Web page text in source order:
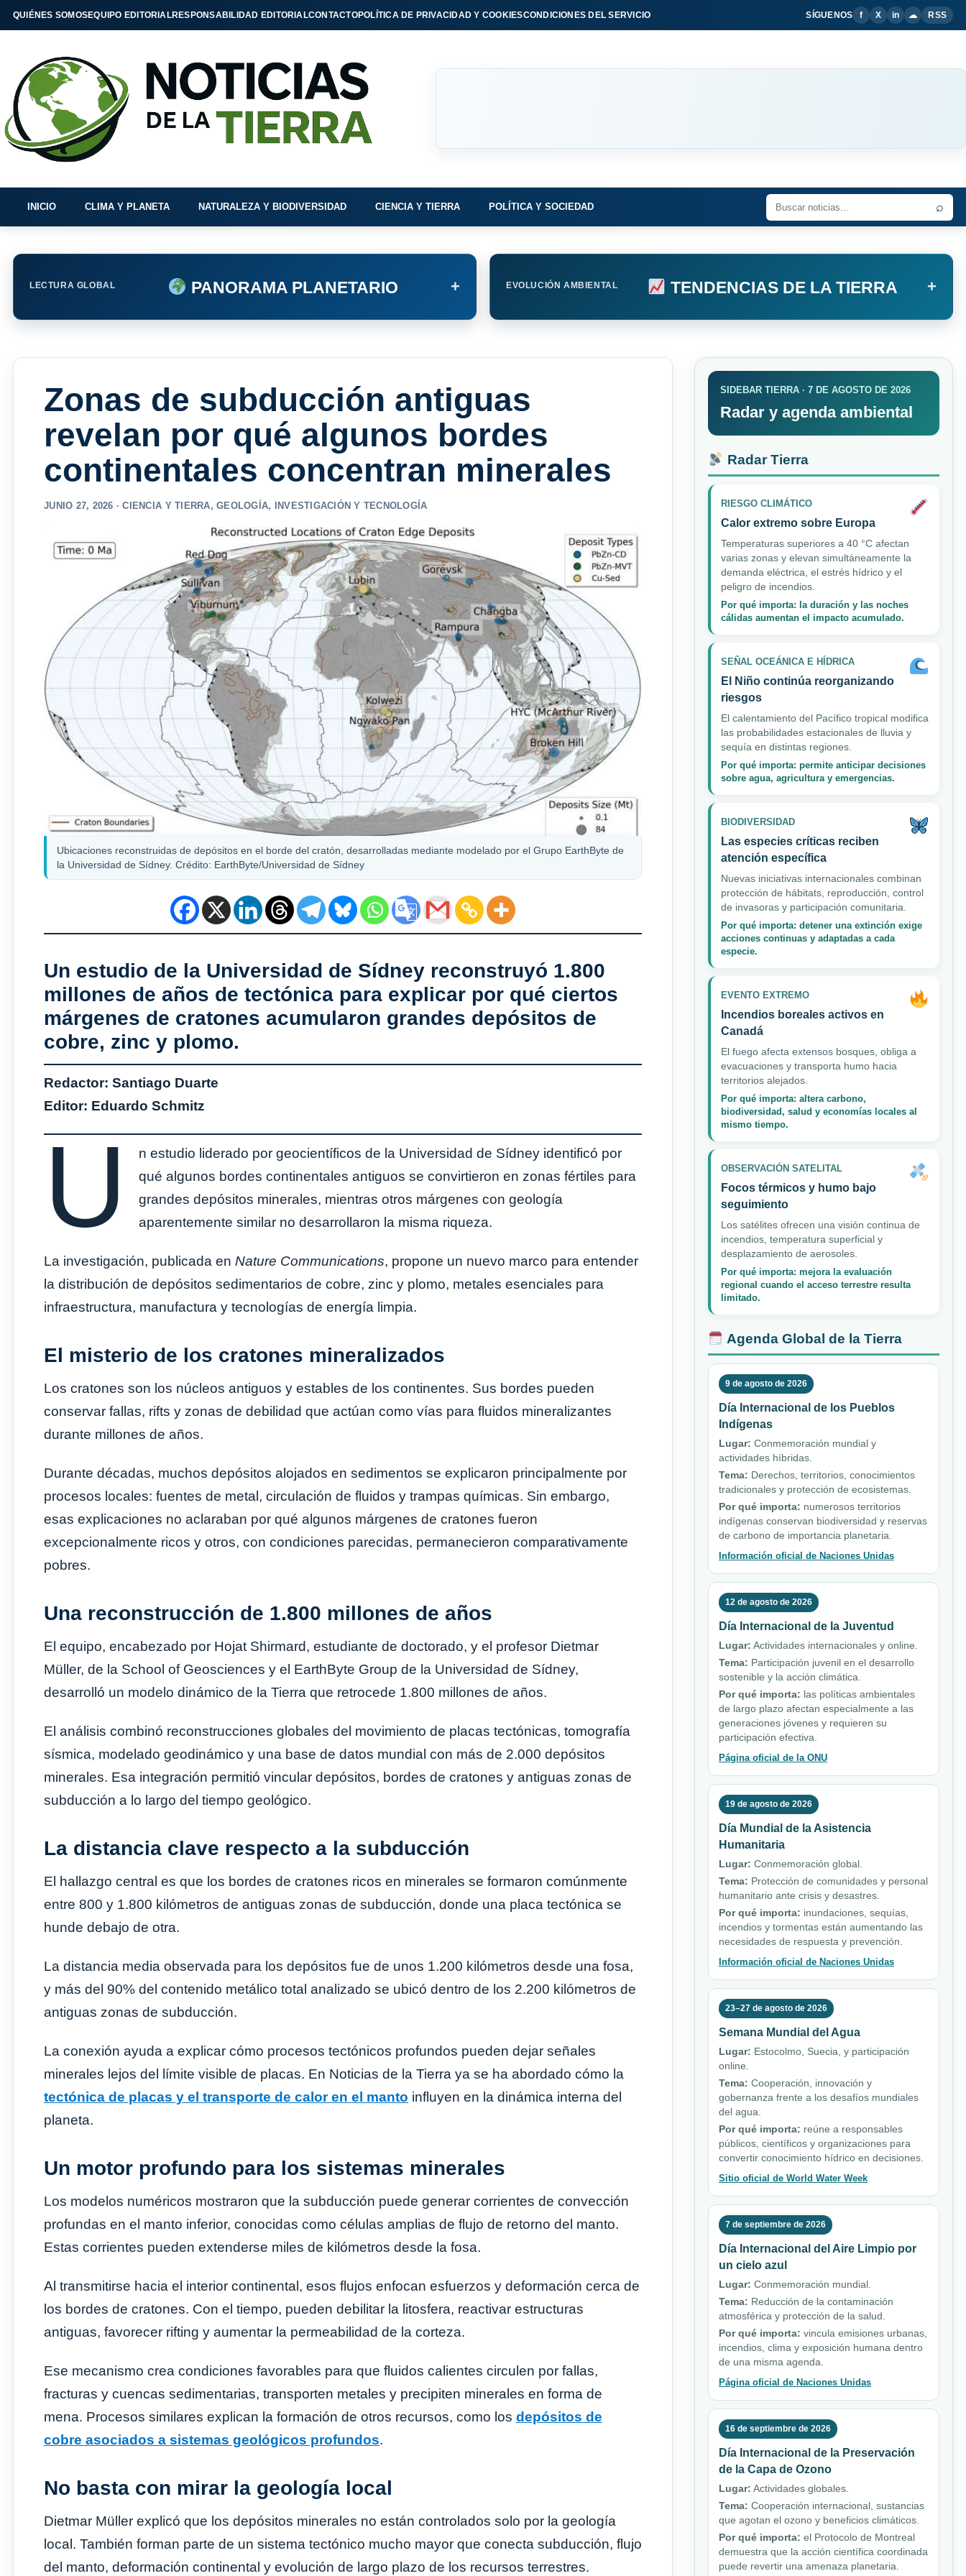
QUIÉNES SOMOSEQUIPO EDITORIALRESPONSABILIDAD EDITORIALCONTACTOPOLÍTICA DE PRIVACIDAD Y COOKIESCONDICIONES DEL SERVICIO SÍGUENOS f X in ☁ RSS
INICIO CLIMA Y PLANETA NATURALEZA Y BIODIVERSIDAD CIENCIA Y TIERRA POLÍTICA Y SOCIEDAD ⌕
LECTURA GLOBAL PANORAMA PLANETARIO + EVOLUCIÓN AMBIENTAL TENDENCIAS DE LA TIERRA +
Zonas de subducción antiguas
revelan por qué algunos bordes
continentales concentran minerales
JUNIO 27, 2026 ·CIENCIA Y TIERRA,GEOLOGÍA, INVESTIGACIÓN Y TECNOLOGÍA
Ubicaciones reconstruidas de depósitos en el borde del cratón, desarrolladas mediante modelado por el Grupo EarthByte de
la Universidad de Sídney. Crédito: EarthByte/Universidad de Sídney
Un estudio de la Universidad de Sídney reconstruyó 1.800
millones de años de tectónica para explicar por qué ciertos
márgenes de cratones acumularon grandes depósitos de
cobre, zinc y plomo.
Redactor: Santiago Duarte
Editor: Eduardo Schmitz
U
n estudio liderado por geocientíficos de la Universidad de Sídney identificó por
qué algunos bordes continentales antiguos se convirtieron en zonas fértiles para
grandes depósitos minerales, mientras otros márgenes con geología
aparentemente similar no desarrollaron la misma riqueza.
La investigación, publicada en Nature Communications, propone un nuevo marco para entender
la distribución de depósitos sedimentarios de cobre, zinc y plomo, metales esenciales para
infraestructura, manufactura y tecnologías de energía limpia.
El misterio de los cratones mineralizados
Los cratones son los núcleos antiguos y estables de los continentes. Sus bordes pueden
conservar fallas, rifts y zonas de debilidad que actúan como vías para fluidos mineralizantes
durante millones de años.
Durante décadas, muchos depósitos alojados en sedimentos se explicaron principalmente por
procesos locales: fuentes de metal, circulación de fluidos y trampas químicas. Sin embargo,
esas explicaciones no aclaraban por qué algunos márgenes de cratones fueron
excepcionalmente ricos y otros, con condiciones parecidas, permanecieron comparativamente
pobres.
Una reconstrucción de 1.800 millones de años
El equipo, encabezado por Hojat Shirmard, estudiante de doctorado, y el profesor Dietmar
Müller, de la School of Geosciences y el EarthByte Group de la Universidad de Sídney,
desarrolló un modelo dinámico de la Tierra que retrocede 1.800 millones de años.
El análisis combinó reconstrucciones globales del movimiento de placas tectónicas, tomografía
sísmica, modelado geodinámico y una base de datos mundial con más de 2.000 depósitos
minerales. Esa integración permitió vincular depósitos, bordes de cratones y antiguas zonas de
subducción a lo largo del tiempo geológico.
La distancia clave respecto a la subducción
El hallazgo central es que los bordes de cratones ricos en minerales se formaron comúnmente
entre 800 y 1.800 kilómetros de antiguas zonas de subducción, donde una placa tectónica se
hunde debajo de otra.
La distancia media observada para los depósitos fue de unos 1.200 kilómetros desde una fosa,
y más del 90% del contenido metálico total analizado se ubicó dentro de los 2.200 kilómetros de
antiguas zonas de subducción.
La conexión ayuda a explicar cómo procesos tectónicos profundos pueden dejar señales
minerales lejos del límite visible de placas. En Noticias de la Tierra ya se ha abordado cómo la
tectónica de placas y el transporte de calor en el manto influyen en la dinámica interna del
planeta.
Un motor profundo para los sistemas minerales
Los modelos numéricos mostraron que la subducción puede generar corrientes de convección
profundas en el manto inferior, conocidas como células amplias de flujo de retorno del manto.
Estas corrientes pueden extenderse miles de kilómetros desde la fosa.
Al transmitirse hacia el interior continental, esos flujos enfocan esfuerzos y deformación cerca de
los bordes de cratones. Con el tiempo, pueden debilitar la litosfera, reactivar estructuras
antiguas, favorecer rifting y aumentar la permeabilidad de la corteza.
Ese mecanismo crea condiciones favorables para que fluidos calientes circulen por fallas,
fracturas y cuencas sedimentarias, transporten metales y precipiten minerales en forma de
mena. Procesos similares explican la formación de otros recursos, como los depósitos de
cobre asociados a sistemas geológicos profundos.
No basta con mirar la geología local
Dietmar Müller explicó que los depósitos minerales no están controlados solo por la geología
local. También forman parte de un sistema tectónico mucho mayor que conecta subducción, flujo
del manto, deformación continental y evolución de largo plazo de los recursos terrestres.
SIDEBAR TIERRA · 7 DE AGOSTO DE 2026
Radar y agenda ambiental
Radar Tierra
RIESGO CLIMÁTICO
Calor extremo sobre Europa
Temperaturas superiores a 40 °C afectan
varias zonas y elevan simultáneamente la
demanda eléctrica, el estrés hídrico y el
peligro de incendios.
Por qué importa: la duración y las noches
cálidas aumentan el impacto acumulado.
SEÑAL OCEÁNICA E HÍDRICA
El Niño continúa reorganizando
riesgos
El calentamiento del Pacífico tropical modifica
las probabilidades estacionales de lluvia y
sequía en distintas regiones.
Por qué importa: permite anticipar decisiones
sobre agua, agricultura y emergencias.
BIODIVERSIDAD
Las especies críticas reciben
atención específica
Nuevas iniciativas internacionales combinan
protección de hábitats, reproducción, control
de invasoras y participación comunitaria.
Por qué importa: detener una extinción exige
acciones continuas y adaptadas a cada
especie.
EVENTO EXTREMO
Incendios boreales activos en
Canadá
El fuego afecta extensos bosques, obliga a
evacuaciones y transporta humo hacia
territorios alejados.
Por qué importa: altera carbono,
biodiversidad, salud y economías locales al
mismo tiempo.
OBSERVACIÓN SATELITAL
Focos térmicos y humo bajo
seguimiento
Los satélites ofrecen una visión continua de
incendios, temperatura superficial y
desplazamiento de aerosoles.
Por qué importa: mejora la evaluación
regional cuando el acceso terrestre resulta
limitado.
Agenda Global de la Tierra
9 de agosto de 2026
Día Internacional de los Pueblos
Indígenas
Lugar: Conmemoración mundial y
actividades híbridas.
Tema: Derechos, territorios, conocimientos
tradicionales y protección de ecosistemas.
Por qué importa: numerosos territorios
indígenas conservan biodiversidad y reservas
de carbono de importancia planetaria.
Información oficial de Naciones Unidas
12 de agosto de 2026
Día Internacional de la Juventud
Lugar: Actividades internacionales y online.
Tema: Participación juvenil en el desarrollo
sostenible y la acción climática.
Por qué importa: las políticas ambientales
de largo plazo afectan especialmente a las
generaciones jóvenes y requieren su
participación efectiva.
Página oficial de la ONU
19 de agosto de 2026
Día Mundial de la Asistencia
Humanitaria
Lugar: Conmemoración global.
Tema: Protección de comunidades y personal
humanitario ante crisis y desastres.
Por qué importa: inundaciones, sequías,
incendios y tormentas están aumentando las
necesidades de respuesta y prevención.
Información oficial de Naciones Unidas
23–27 de agosto de 2026
Semana Mundial del Agua
Lugar: Estocolmo, Suecia, y participación
online.
Tema: Cooperación, innovación y
gobernanza frente a los desafíos mundiales
del agua.
Por qué importa: reúne a responsables
públicos, científicos y organizaciones para
convertir conocimiento hídrico en decisiones.
Sitio oficial de World Water Week
7 de septiembre de 2026
Día Internacional del Aire Limpio por
un cielo azul
Lugar: Conmemoración mundial.
Tema: Reducción de la contaminación
atmosférica y protección de la salud.
Por qué importa: vincula emisiones urbanas,
incendios, clima y exposición humana dentro
de una misma agenda.
Página oficial de Naciones Unidas
16 de septiembre de 2026
Día Internacional de la Preservación
de la Capa de Ozono
Lugar: Actividades globales.
Tema: Cooperación internacional, sustancias
que agotan el ozono y beneficios climáticos.
Por qué importa: el Protocolo de Montreal
demuestra que la acción científica coordinada
puede revertir una amenaza planetaria.